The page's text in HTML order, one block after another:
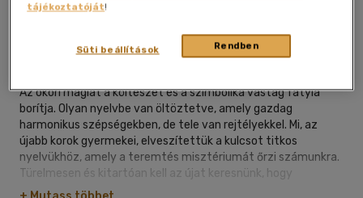
|magyar nyelvű|puhatáblás,
ragasztókötött|107 oldal
Az ókori mágiát a költészet és a szimbolika vastag fátyla
borítja. Olyan nyelvbe van öltöztetve, amely gazdag
harmonikus szépségekben, de tele van rejtélyekkel. Mi, az
újabb korok gyermekei, elveszítettük a kulcsot titkos
nyelvükhöz, amely a teremtés misztériumát őrzi számunkra.
Türelmesen és kitartóan kell az újat keresnünk, hogy
bejussunk abba az épületbe, amelynek ajtóit az évszázadok
tájékoztatóját!
Rendben
Süti beállítások